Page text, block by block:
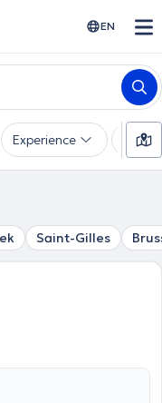
EN
Experience
Saint-Gilles